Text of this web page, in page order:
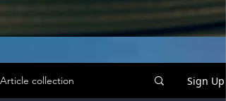
Article collection Sign Up